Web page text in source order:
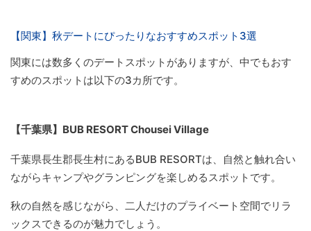
【関東】秋デートにぴったりなおすすめスポット3選
関東には数多くのデートスポットがありますが、中でもおす
すめのスポットは以下の3カ所です。
【千葉県】BUB RESORT Chousei Village
千葉県長生郡長生村にあるBUB RESORTは、自然と触れ合い
ながらキャンプやグランピングを楽しめるスポットです。
秋の自然を感じながら、二人だけのプライベート空間でリラ
ックスできるのが魅力でしょう。